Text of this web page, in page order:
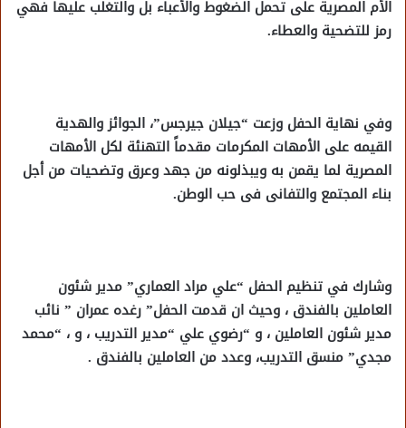
الأم المصرية على تحمل الضغوط والأعباء بل والتغلب عليها فهي
رمز للتضحية والعطاء.
وفي نهاية الحفل وزعت “جيلان جيرجس”، الجوائز والهدية
القيمه على الأمهات المكرمات مقدماً التهنئة لكل الأمهات
المصرية لما يقمن به ويبذلونه من جهد وعرق وتضحيات من أجل
بناء المجتمع والتفانى فى حب الوطن.
وشارك في تنظيم الحفل “علي مراد العماري” مدير شئون
العاملين بالفندق ، وحيث ان قدمت الحفل” رغده عمران ” نائب
مدير شئون العاملين ، و “رضوي علي “مدير التدريب ، و ، “محمد
مجدي” منسق التدريب، وعدد من العاملين بالفندق .